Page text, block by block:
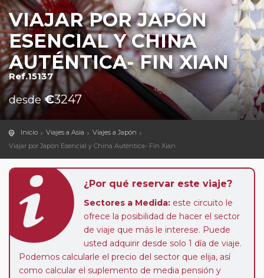
VIAJAR POR JAPÓN
ESENCIAL Y CHINA
AUTÉNTICA- FIN XIAN
Ref.15137
desde€3247
Inicio Viajes a Asia
Viajes a Japón
Viajar por Japón Esencial y China Auténtica- Fin Xian
¿Por qué reservar este viaje?
Sectores a Medida: este circuito le
ofrece la posibilidad de hacer el sector
de viaje que más le interese. Puede
usted adquirir desde solo 1 día de viaje.
Podemos calcularle el precio del sector que elija, así
como calcular el suplemento de media pensión y